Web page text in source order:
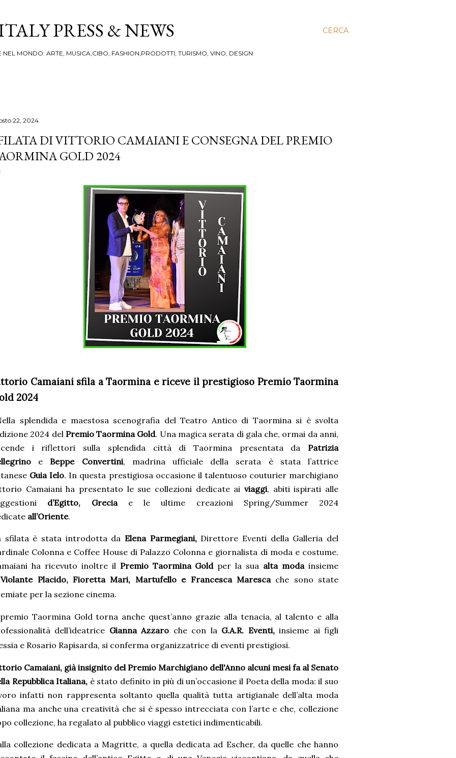
CERCA
PRESS & NEWS
NEL MONDO: ARTE, MUSICA,CIBO, FASHION,PRODOTTI, TURISMO, VINO, DESIGN
22, 2024
DI VITTORIO CAMAIANI E CONSEGNA DEL PREMIO
GOLD 2024
Camaiani sfila a Taormina e riceve il prestigioso Premio Taormina
2024
splendida e maestosa scenografia del Teatro Antico di Taormina si è svolta
2024 del Premio Taormina Gold. Una magica serata di gala che, ormai da anni,
i riflettori sulla splendida città di Taormina presentata da Patrizia
eBeppe Convertini, madrina ufficiale della serata è stata l’attrice
Guia Ielo. In questa prestigiosa occasione il talentuoso couturier marchigiano
Camaiani ha presentato le sue collezioni dedicate ai viaggi, abiti ispirati alle
d’Egitto, Greciae le ultime creazioni Spring/Summer 2024
all’Oriente.
sfilata è stata introdotta da Elena Parmegiani, Direttore Eventi della Galleria del
Colonna e Coffee House di Palazzo Colonna e giornalista di moda e costume.
ha ricevuto inoltre il Premio Taormina Gold per la sua alta modainsieme
Violante Placido, Fioretta Mari, Martufello e Francesca Marescache sono state
per la sezione cinema.
Taormina Gold torna anche quest’anno grazie alla tenacia, al talento e alla
dell’ideatrice Gianna Azzaro che con la G.A.R. Eventi,insieme ai figli
e Rosario Rapisarda, si conferma organizzatrice di eventi prestigiosi.
Camaiani, già insignito del Premio Marchigiano dell'Anno alcuni mesi fa al Senato
Repubblica Italiana, è stato definito in più di un’occasione il Poeta della moda: il suo
infatti non rappresenta soltanto quella qualità tutta artigianale dell’alta moda
ma anche una creatività che si è spesso intrecciata con l’arte e che, collezione
collezione, ha regalato al pubblico viaggi estetici indimenticabili.
collezione dedicata a Magritte, a quella dedicata ad Escher, da quelle che hanno